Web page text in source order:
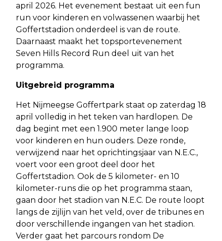
april 2026. Het evenement bestaat uit een fun
run voor kinderen en volwassenen waarbij het
Goffertstadion onderdeel is van de route.
Daarnaast maakt het topsportevenement
Seven Hills Record Run deel uit van het
programma.
Uitgebreid programma
Het Nijmeegse Goffertpark staat op zaterdag 18
april volledig in het teken van hardlopen. De
dag begint met een 1.900 meter lange loop
voor kinderen en hun ouders. Deze ronde,
verwijzend naar het oprichtingsjaar van N.E.C.,
voert voor een groot deel door het
Goffertstadion. Ook de 5 kilometer- en 10
kilometer-runs die op het programma staan,
gaan door het stadion van N.E.C. De route loopt
langs de zijlijn van het veld, over de tribunes en
door verschillende ingangen van het stadion.
Verder gaat het parcours rondom De